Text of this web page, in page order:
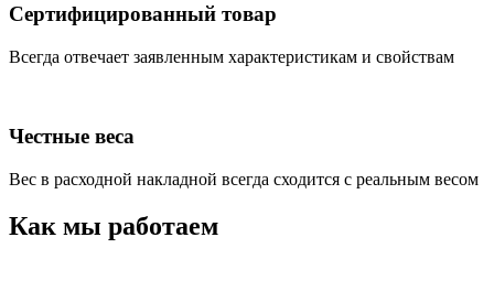
Сертифицированный товар
Всегда отвечает заявленным характеристикам и свойствам
Честные веса
Вес в расходной накладной всегда сходится с реальным весом
Как мы работаем